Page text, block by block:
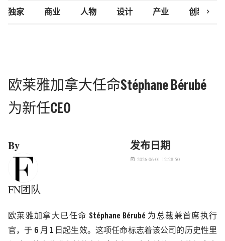
独家 商业 人物 设计 产业 创新研究
chevron_right
欧莱雅加拿大任命Stéphane Bérubé
为新任CEO
By
FN团队
发布日期
today 2026-06-01 12:28:50
欧莱雅加拿大 已任命 Stéphane Bérubé 为总裁兼首席执行
官，于 6 月 1 日起生效。这项任命标志着该公司的历史性里